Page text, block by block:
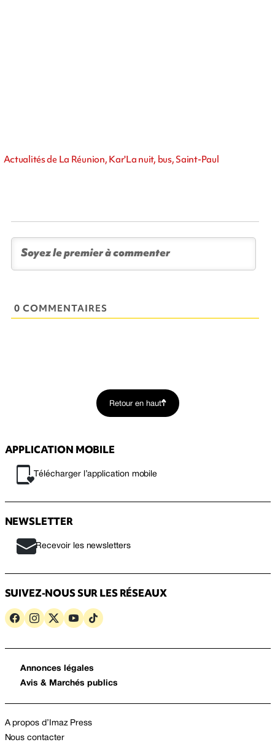
Actualités de La Réunion, Kar'La nuit, bus, Saint-Paul
0 COMMENTAIRES
Retour en haut
APPLICATION MOBILE
Télécharger l’application mobile
NEWSLETTER
Recevoir les newsletters
SUIVEZ-NOUS SUR LES RÉSEAUX
Annonces légales
Avis & Marchés publics
A propos d’Imaz Press
Nous contacter